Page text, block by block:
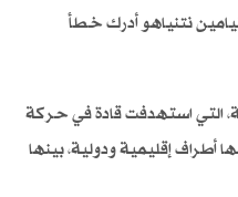
نتنياهو أدرك خطأ
التي استهدفت قادة في حركة
أطراف إقليمية ودولية، بينها